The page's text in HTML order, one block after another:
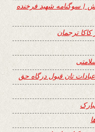
{ سوگنامه شهید فرخنده
کاکا ترجمان
تان قبول درگاه حق